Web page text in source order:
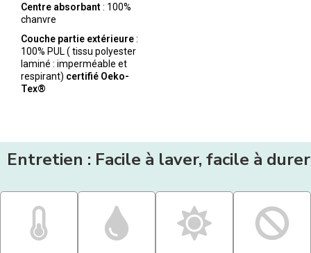
Centre absorbant: 100%
chanvre
Couche partie extérieure:
100% PUL ( tissu polyester
laminé : imperméable et
respirant) certifié Oeko-
Tex®
Entretien : Facile à laver, facile à durer